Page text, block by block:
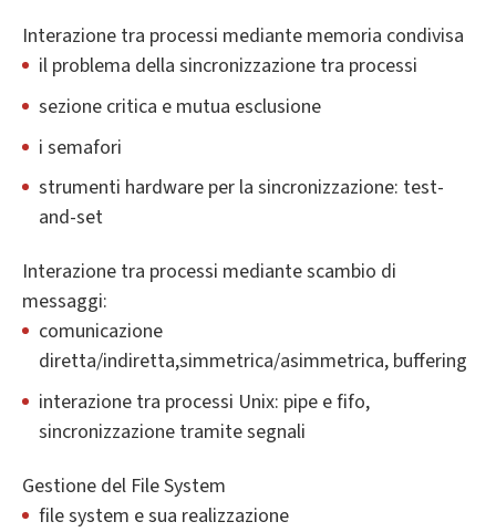
Interazione tra processi mediante memoria condivisa
il problema della sincronizzazione tra processi
sezione critica e mutua esclusione
i semafori
strumenti hardware per la sincronizzazione: test-
and-set
Interazione tra processi mediante scambio di
messaggi:
comunicazione
diretta/indiretta,simmetrica/asimmetrica, buffering
interazione tra processi Unix: pipe e fifo,
sincronizzazione tramite segnali
Gestione del File System
file system e sua realizzazione